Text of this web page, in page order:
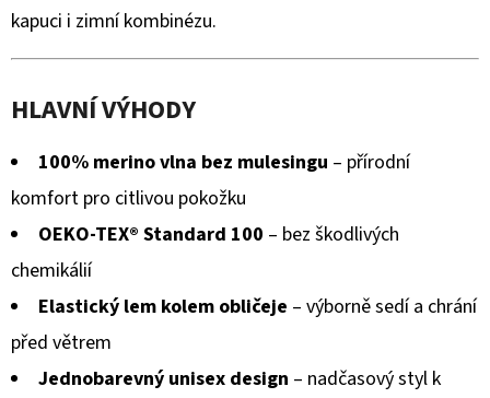
kapuci i zimní kombinézu.
HLAVNÍ VÝHODY
100% merino vlna bez mulesingu – přírodní
komfort pro citlivou pokožku
OEKO-TEX® Standard 100 – bez škodlivých
chemikálií
Elastický lem kolem obličeje – výborně sedí a chrání
před větrem
Jednobarevný unisex design – nadčasový styl k